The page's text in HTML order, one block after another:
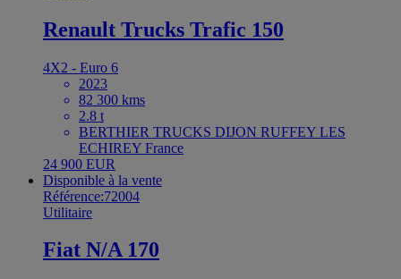
Renault Trucks Trafic 150
4X2 - Euro 6
2023
82 300 kms
2.8 t
BERTHIER TRUCKS DIJON RUFFEY LES
ECHIREY France
24 900 EUR
Disponible à la vente
Référence:72004
Utilitaire
Fiat N/A 170